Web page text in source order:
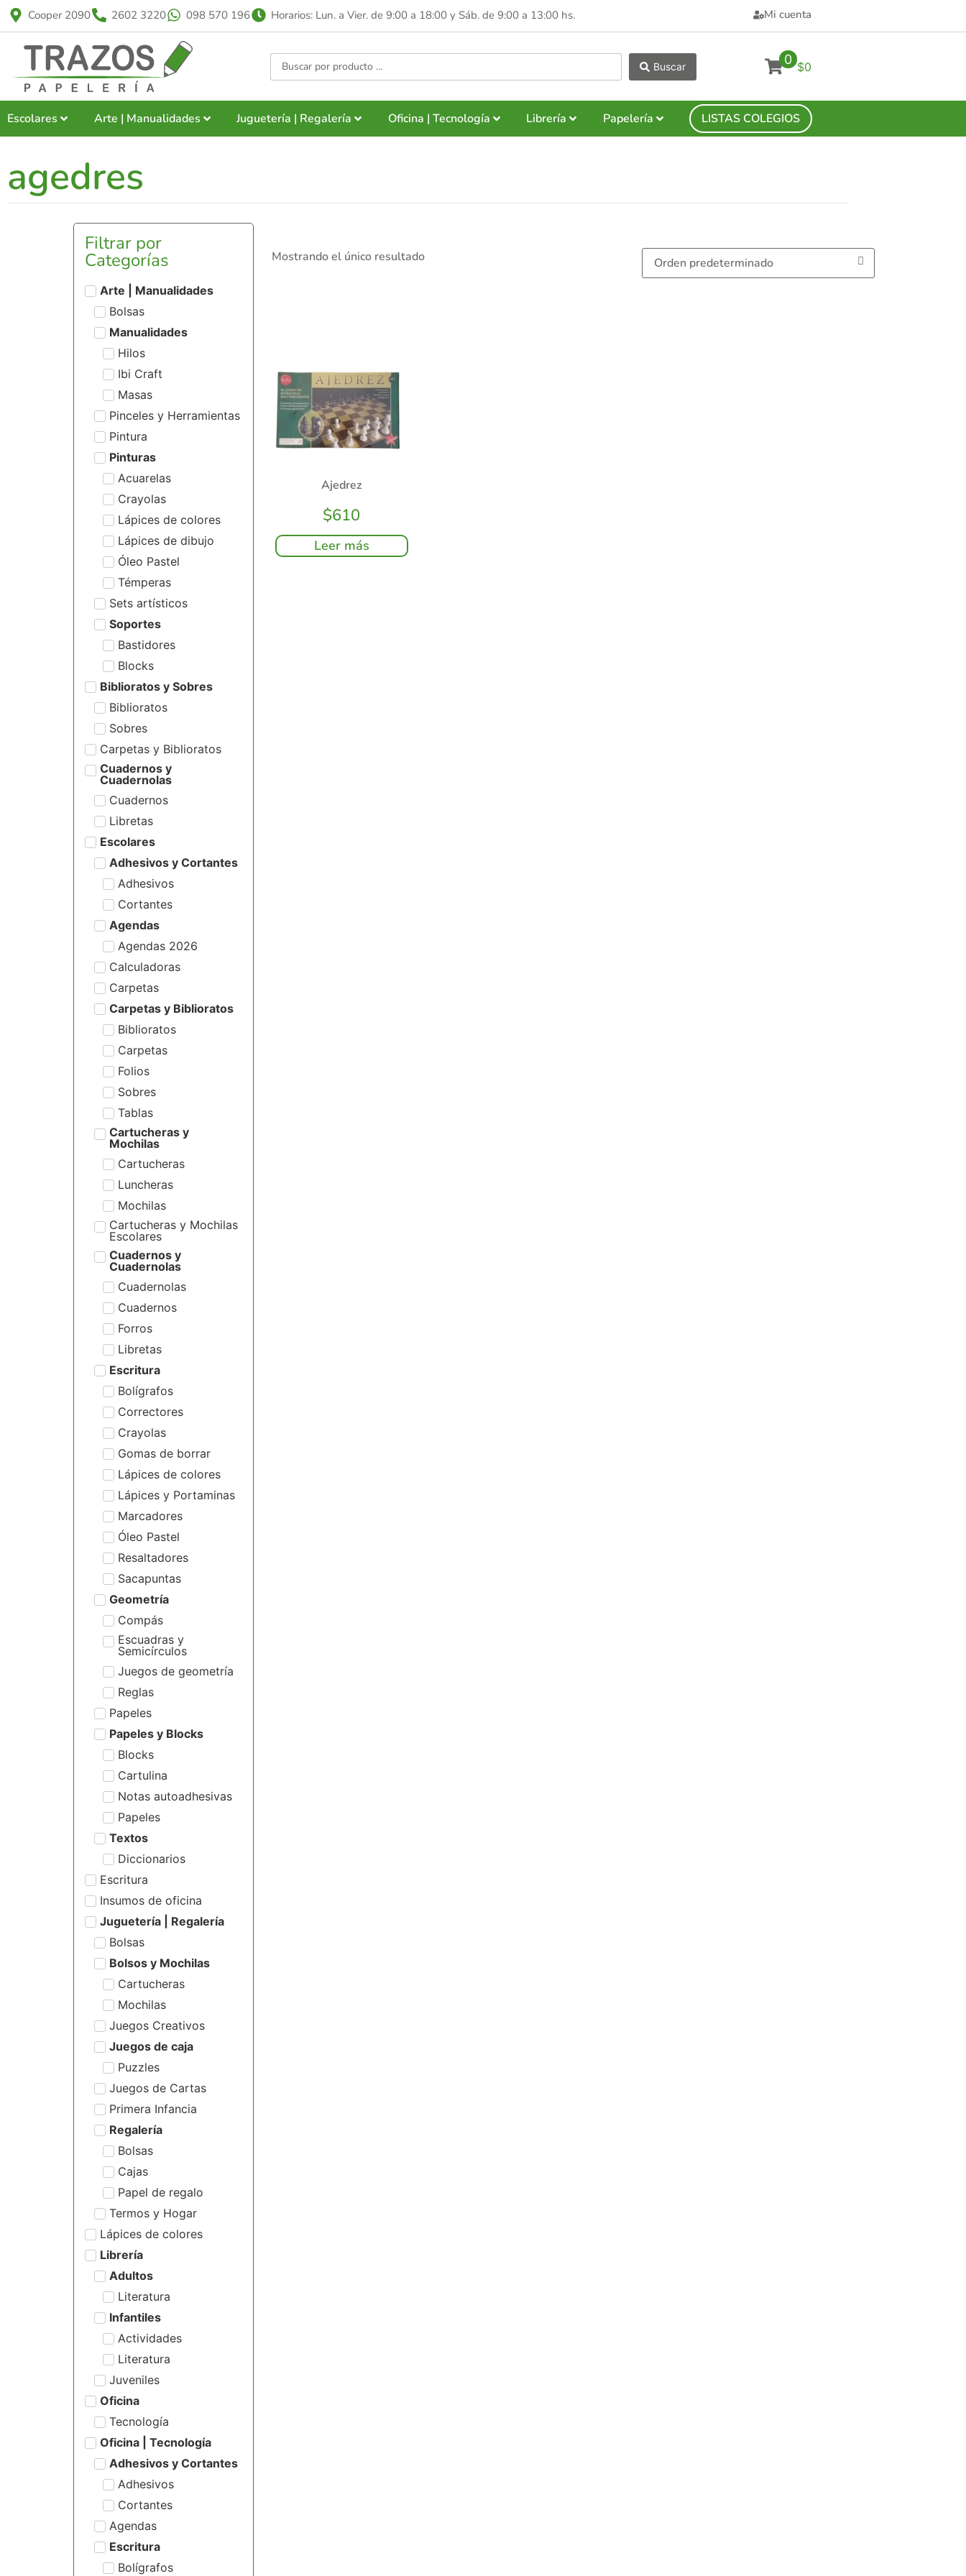
Cooper 2090 2602 3220 098 570 196 Horarios: Lun. a Vier. de 9:00 a 18:00 y Sáb. de 9:00 a 13:00 hs. Mi cuenta
Buscar 0 $0
Escolares Arte | Manualidades Juguetería | Regalería Oficina | Tecnología Librería Papelería LISTAS COLEGIOS
agedres
Filtrar por
Categorías
Arte | Manualidades
Bolsas
Manualidades
Hilos
Ibi Craft
Masas
Pinceles y Herramientas
Pintura
Pinturas
Acuarelas
Crayolas
Lápices de colores
Lápices de dibujo
Óleo Pastel
Témperas
Sets artísticos
Soportes
Bastidores
Blocks
Biblioratos y Sobres
Biblioratos
Sobres
Carpetas y Biblioratos
Cuadernos y
Cuadernolas
Cuadernos
Libretas
Escolares
Adhesivos y Cortantes
Adhesivos
Cortantes
Agendas
Agendas 2026
Calculadoras
Carpetas
Carpetas y Biblioratos
Biblioratos
Carpetas
Folios
Sobres
Tablas
Cartucheras y
Mochilas
Cartucheras
Luncheras
Mochilas
Cartucheras y Mochilas
Escolares
Cuadernos y
Cuadernolas
Cuadernolas
Cuadernos
Forros
Libretas
Escritura
Bolígrafos
Correctores
Crayolas
Gomas de borrar
Lápices de colores
Lápices y Portaminas
Marcadores
Óleo Pastel
Resaltadores
Sacapuntas
Geometría
Compás
Escuadras y
Semicírculos
Juegos de geometría
Reglas
Papeles
Papeles y Blocks
Blocks
Cartulina
Notas autoadhesivas
Papeles
Textos
Diccionarios
Escritura
Insumos de oficina
Juguetería | Regalería
Bolsas
Bolsos y Mochilas
Cartucheras
Mochilas
Juegos Creativos
Juegos de caja
Puzzles
Juegos de Cartas
Primera Infancia
Regalería
Bolsas
Cajas
Papel de regalo
Termos y Hogar
Lápices de colores
Librería
Adultos
Literatura
Infantiles
Actividades
Literatura
Juveniles
Oficina
Tecnología
Oficina | Tecnología
Adhesivos y Cortantes
Adhesivos
Cortantes
Agendas
Escritura
Bolígrafos
Mostrando el único resultado
Ajedrez
$610
Leer más